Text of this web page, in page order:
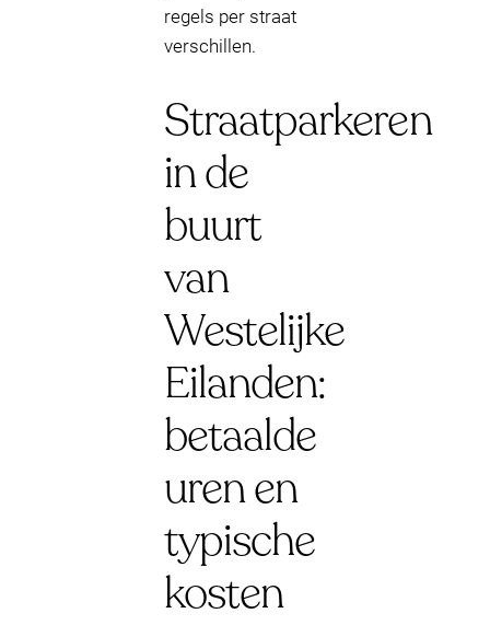
regels per straat
verschillen.
Straatparkeren
in de
buurt
van
Westelijke
Eilanden:
betaalde
uren en
typische
kosten